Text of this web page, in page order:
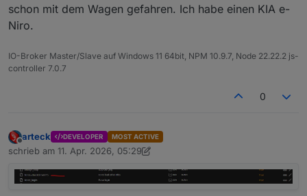
schon mit dem Wagen gefahren. Ich habe einen KIA e-
Niro.
IO-Broker Master/Slave auf Windows 11 64bit, NPM 10.9.7, Node 22.22.2 js-
controller 7.0.7
0
Offline
arteck DEVELOPER MOST ACTIVE
schrieb am 11. Apr. 2026, 05:29
zuletzt editiert von arteck 4. Nov. 2026, 07:31